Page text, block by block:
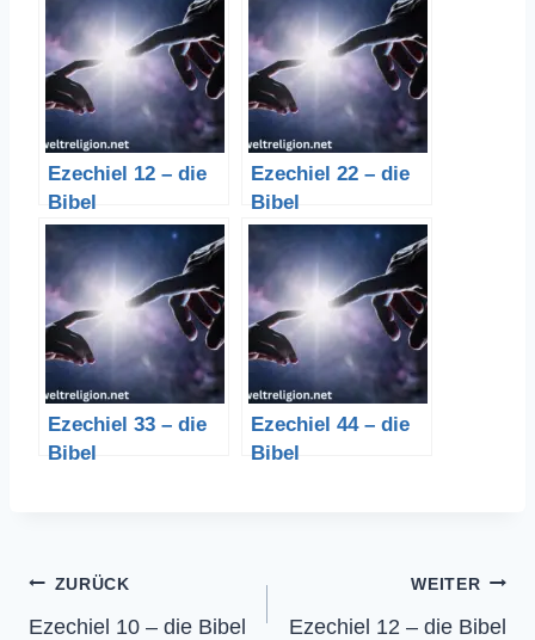
Ezechiel 12 – die
Bibel
Ezechiel 22 – die
Bibel
Ezechiel 33 – die
Bibel
Ezechiel 44 – die
Bibel
Beitragsnavigation
ZURÜCK
Ezechiel 10 – die Bibel
WEITER
Ezechiel 12 – die Bibel